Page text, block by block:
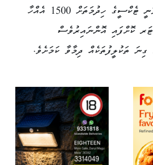
ވިދާޅުވެފައިވަނީ ޓެކްސީގެ ހިދުމަތަށް 1500 އެއްހާ
ކޮށްފައި އޮންނައިރުވެސް
ތަކުލީފުތަކެއް ދިމާވާ ކަމަށެވެ.